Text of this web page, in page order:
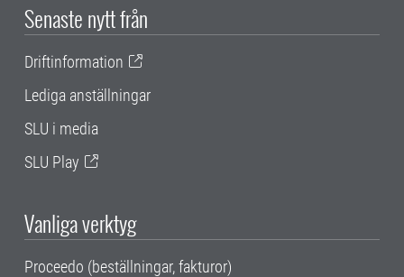
Senaste nytt från
Driftinformation
Lediga anställningar
SLU i media
SLU Play
Vanliga verktyg
Proceedo (beställningar, fakturor)